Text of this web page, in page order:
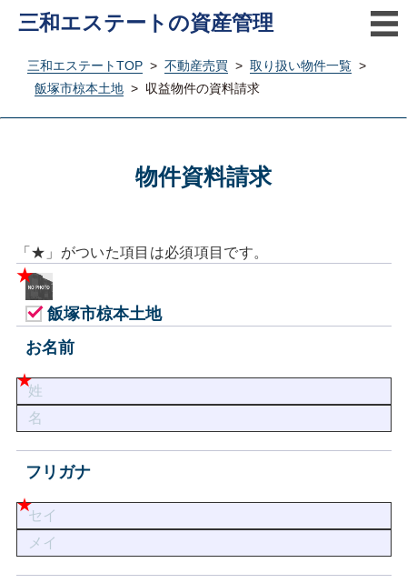
三和エステートの資産管理
三和エステートTOP > 不動産売買 > 取り扱い物件一覧 >
飯塚市椋本土地 > 収益物件の資料請求
物件資料請求
「★」がついた項目は必須項目です。
飯塚市椋本土地
お名前
フリガナ